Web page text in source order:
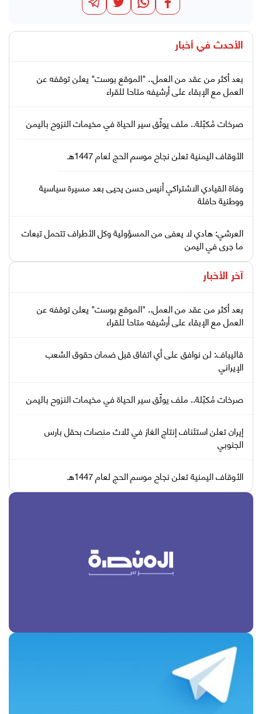
الأحدث في أخبار
بعد أكثر من عقد من العمل.. "الموقع بوست" يعلن توقفه عن
العمل مع الإبقاء على أرشيفه متاحا للقراء
صرخات مُكبّلة.. ملف يوثّق سير الحياة في مخيمات النزوح باليمن
الأوقاف اليمنية تعلن نجاح موسم الحج لعام 1447هـ
وفاة القيادي الاشتراكي أنيس حسن يحيى بعد مسيرة سياسية
ووطنية حافلة
العرشي: هادي لا يعفى من المسؤولية وكل الأطراف تتحمل تبعات
ما جرى في اليمن
آخر الأخبار
بعد أكثر من عقد من العمل.. "الموقع بوست" يعلن توقفه عن
العمل مع الإبقاء على أرشيفه متاحا للقراء
قاليباف: لن نوافق على أي اتفاق قبل ضمان حقوق الشعب
الإيراني
صرخات مُكبّلة.. ملف يوثّق سير الحياة في مخيمات النزوح باليمن
إيران تعلن استئناف إنتاج الغاز في ثلاث منصات بحقل بارس
الجنوبي
الأوقاف اليمنية تعلن نجاح موسم الحج لعام 1447هـ